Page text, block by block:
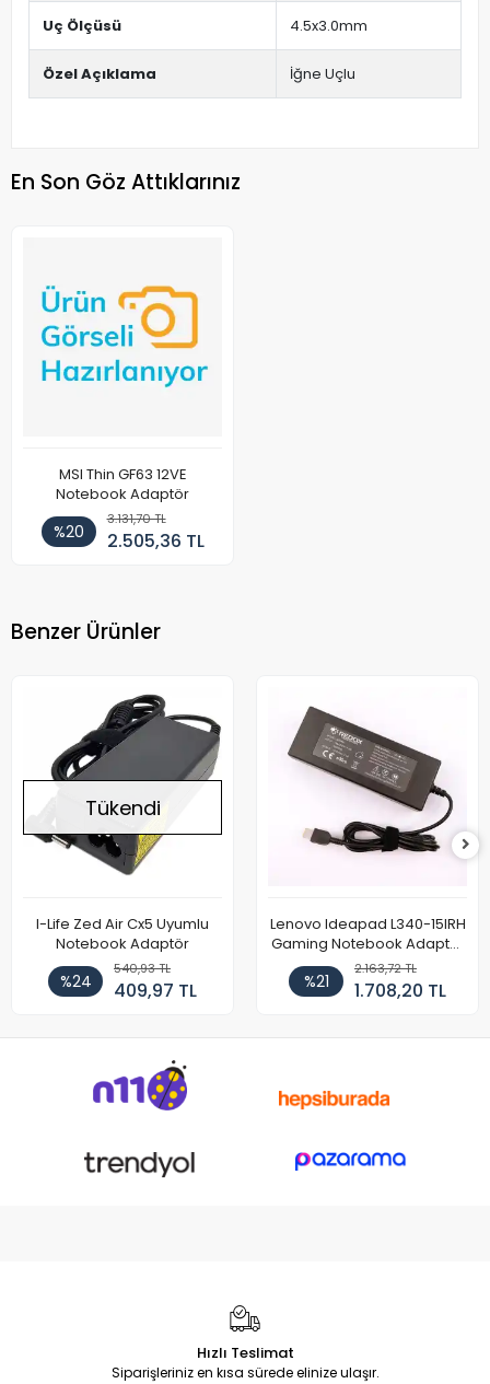
Uç Ölçüsü 4.5x3.0mm
Özel Açıklama İğne Uçlu
En Son Göz Attıklarınız
MSI Thin GF63 12VE
Notebook Adaptör
%20
3.131,70 TL
2.505,36 TL
Benzer Ürünler
Tükendi
I-Life Zed Air Cx5 Uyumlu
Notebook Adaptör
%24
540,93 TL
409,97 TL
Lenovo Ideapad L340-15IRH
Gaming Notebook Adaptör
Cihazı Şarj Aleti (150W)
%21
2.163,72 TL
1.708,20 TL
Hızlı Teslimat
Siparişleriniz en kısa sürede elinize ulaşır.